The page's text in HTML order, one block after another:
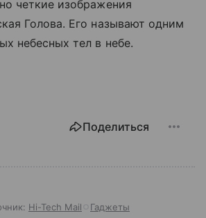
четкие изображения
Голова. Его называют одним
небесных тел в небе.
Поделиться
Hi-Tech Mail Гаджеты